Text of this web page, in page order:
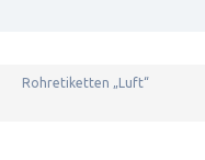
Rohretiketten „Luft“